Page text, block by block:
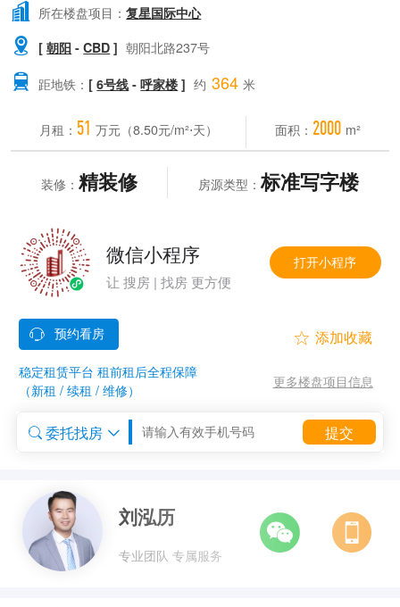

 所在楼盘项目：复星国际中心
 [朝阳 -CBD ] 朝阳北路237号
 距地铁： [6号线 -呼家楼 ] 约 364 米
月租： 51 万元（8.50元/m²⋅天） 面积： 2000 m²
装修： 精装修 房源类型：标准写字楼
微信小程序
让 搜房 | 找房 更方便
打开小程序
稳定租赁平台 租前租后全程保障
（新租 / 续租 / 维修）

更多楼盘项目信息
 委托找房  提交
刘泓历
专业团队 专属服务